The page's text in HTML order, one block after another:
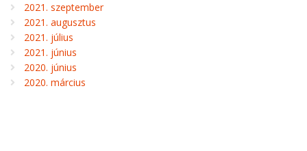
2021. szeptember
2021. augusztus
2021. július
2021. június
2020. június
2020. március